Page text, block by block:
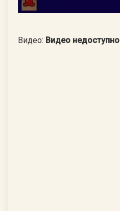
Видео: Видео недоступно